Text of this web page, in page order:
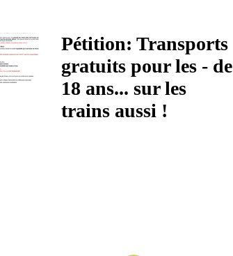
Pétition: Transports
gratuits pour les - de
18 ans... sur les
trains aussi !